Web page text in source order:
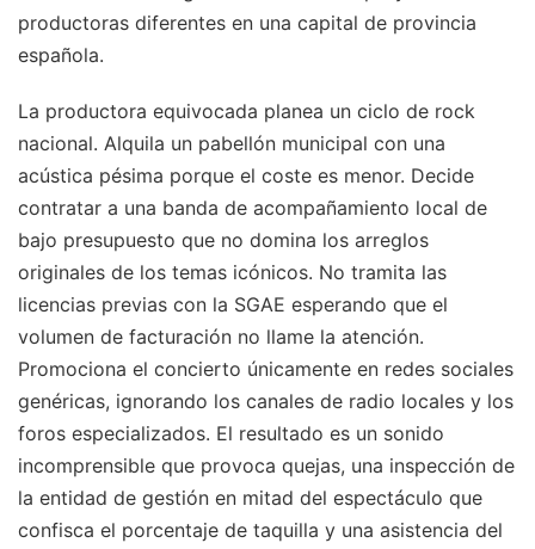
productoras diferentes en una capital de provincia
española.
La productora equivocada planea un ciclo de rock
nacional. Alquila un pabellón municipal con una
acústica pésima porque el coste es menor. Decide
contratar a una banda de acompañamiento local de
bajo presupuesto que no domina los arreglos
originales de los temas icónicos. No tramita las
licencias previas con la SGAE esperando que el
volumen de facturación no llame la atención.
Promociona el concierto únicamente en redes sociales
genéricas, ignorando los canales de radio locales y los
foros especializados. El resultado es un sonido
incomprensible que provoca quejas, una inspección de
la entidad de gestión en mitad del espectáculo que
confisca el porcentaje de taquilla y una asistencia del